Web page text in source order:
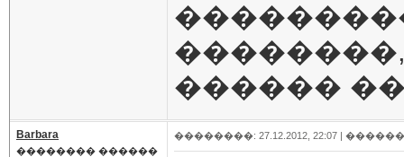
������
Barbara
�������� ������
��������: 27.12.2012, 22:07 |